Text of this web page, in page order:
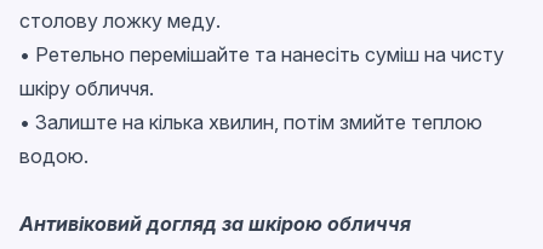
столову ложку меду.
• Ретельно перемішайте та нанесіть суміш на чисту
шкіру обличчя.
• Залиште на кілька хвилин, потім змийте теплою
водою.
Антивіковий догляд за шкірою обличчя